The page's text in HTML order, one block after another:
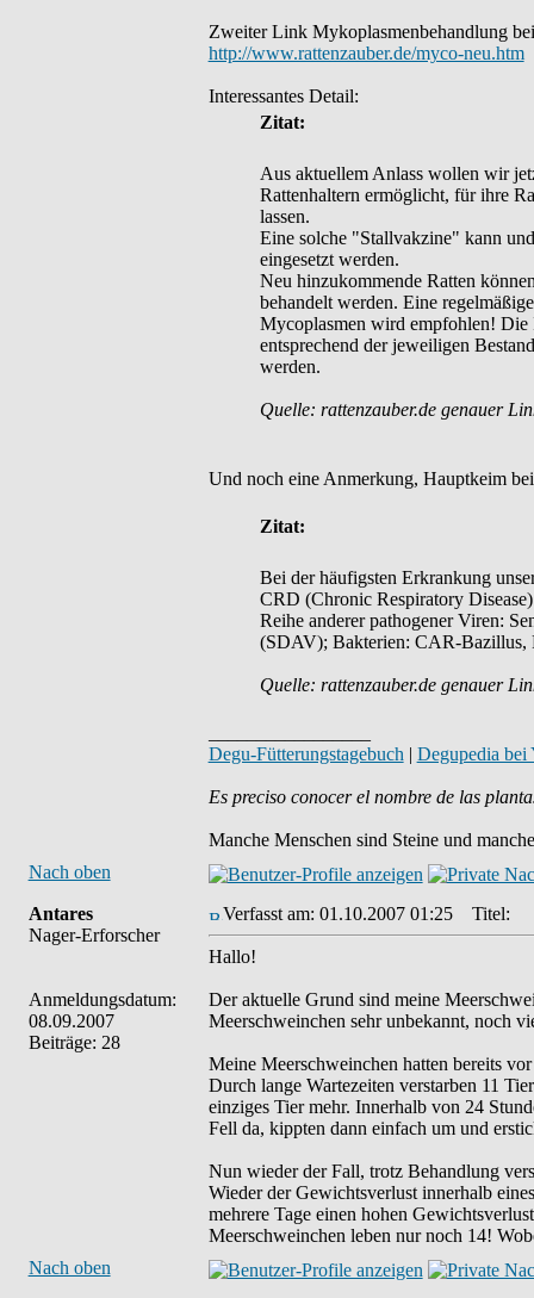
Zweiter Link Mykoplasmenbehandlung
http://www.rattenzauber.de/myco-neu.htm
Interessantes Detail:
Zitat:
Aus aktuellem Anlass wollen wir
Rattenhaltern ermöglicht, für ihre
lassen.
Eine solche "Stallvakzine" kann
eingesetzt werden.
Neu hinzukommende Ratten
behandelt werden. Eine
Mycoplasmen wird empfohlen! Die
entsprechend der jeweiligen
werden.
Quelle: rattenzauber.de genauer
Und noch eine Anmerkung, Hauptkeim
Zitat:
Bei der häufigsten Erkrankung
CRD (Chronic Respiratory
Reihe anderer pathogener Viren:
(SDAV); Bakterien: CAR-Bazillus,
Quelle: rattenzauber.de genauer
Degu-Fütterungstagebuch | Degupedia bei
Es preciso conocer el nombre de las
Manche Menschen sind Steine und
Nach oben
Antares
Nager-Erforscher
Anmeldungsdatum:
08.09.2007
Beiträge: 28
Verfasst am: 01.10.2007 01:25 Titel:
Hallo!
Der aktuelle Grund sind meine
Meerschweinchen sehr unbekannt, noch
Meine Meerschweinchen hatten bereits
Durch lange Wartezeiten verstarben 11
einziges Tier mehr. Innerhalb von 24
Fell da, kippten dann einfach um und
Nun wieder der Fall, trotz Behandlung
Wieder der Gewichtsverlust innerhalb
mehrere Tage einen hohen
Meerschweinchen leben nur noch 14!
Nach oben